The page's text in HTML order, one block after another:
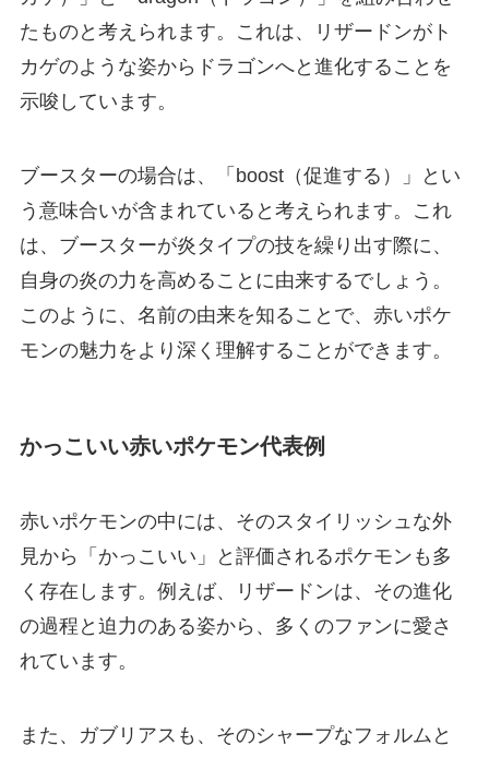
たものと考えられます。これは、リザードンがト
カゲのような姿からドラゴンへと進化することを
示唆しています。
ブースターの場合は、「boost（促進する）」とい
う意味合いが含まれていると考えられます。これ
は、ブースターが炎タイプの技を繰り出す際に、
自身の炎の力を高めることに由来するでしょう。
このように、名前の由来を知ることで、赤いポケ
モンの魅力をより深く理解することができます。
かっこいい赤いポケモン代表例
赤いポケモンの中には、そのスタイリッシュな外
見から「かっこいい」と評価されるポケモンも多
く存在します。例えば、リザードンは、その進化
の過程と迫力のある姿から、多くのファンに愛さ
れています。
また、ガブリアスも、そのシャープなフォルムと